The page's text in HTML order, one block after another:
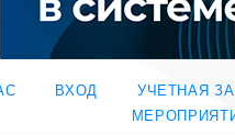
ВХОД
УЧЕТНАЯ